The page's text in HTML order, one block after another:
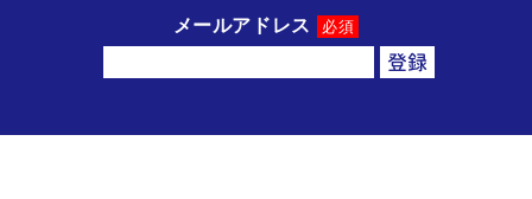
メールアドレス 必須